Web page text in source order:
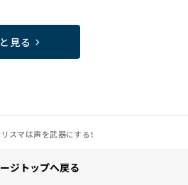
見る
スマは声を武器にする！
ジトップへ戻る